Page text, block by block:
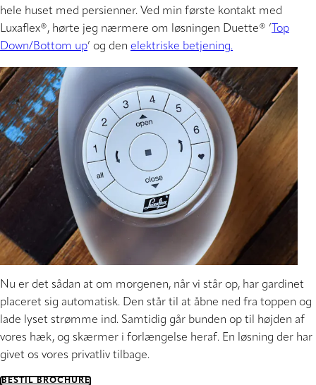
hele huset med persienner. Ved min første kontakt med
Luxaflex®, hørte jeg nærmere om løsningen Duette® ’ Top
Down/Bottom up’ og den elektriske betjening.
Nu er det sådan at om morgenen, når vi står op, har gardinet
placeret sig automatisk. Den står til at åbne ned fra toppen og
lade lyset strømme ind. Samtidig går bunden op til højden af
vores hæk, og skærmer i forlængelse heraf. En løsning der har
givet os vores privatliv tilbage.
BESTIL BROCHURE